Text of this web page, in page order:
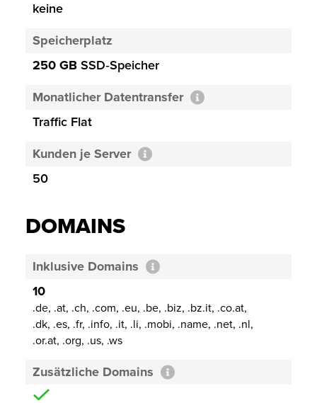
keine
Speicherplatz
250 GB SSD‑Speicher
Monatlicher Datentransfer
Traffic Flat
Kunden je Server
50
DOMAINS
Inklusive Domains
10
.de, .at, .ch, .com, .eu, .be, .biz, .bz.it, .co.at,
.dk, .es, .fr, .info, .it, .li, .mobi, .name, .net, .nl,
.or.at, .org, .us, .ws
Zusätzliche Domains